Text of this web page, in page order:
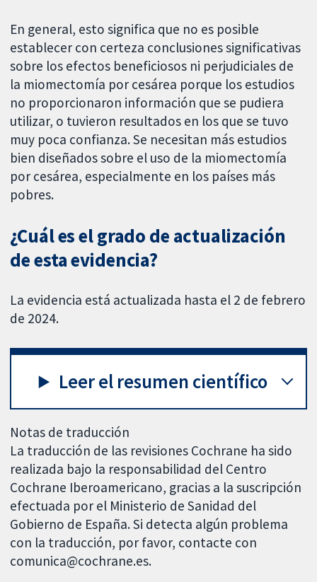
En general, esto significa que no es posible
establecer con certeza conclusiones significativas
sobre los efectos beneficiosos ni perjudiciales de
la miomectomía por cesárea porque los estudios
no proporcionaron información que se pudiera
utilizar, o tuvieron resultados en los que se tuvo
muy poca confianza. Se necesitan más estudios
bien diseñados sobre el uso de la miomectomía
por cesárea, especialmente en los países más
pobres.
¿Cuál es el grado de actualización
de esta evidencia?
La evidencia está actualizada hasta el 2 de febrero
de 2024.
Leer el resumen científico
Notas de traducción
La traducción de las revisiones Cochrane ha sido
realizada bajo la responsabilidad del Centro
Cochrane Iberoamericano, gracias a la suscripción
efectuada por el Ministerio de Sanidad del
Gobierno de España. Si detecta algún problema
con la traducción, por favor, contacte con
comunica@cochrane.es.